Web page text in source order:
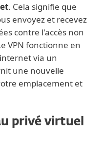
. Cela signifie que
envoyez et recevez
contre l'accès non
VPN fonctionne en
via un
une nouvelle
emplacement et
privé virtuel